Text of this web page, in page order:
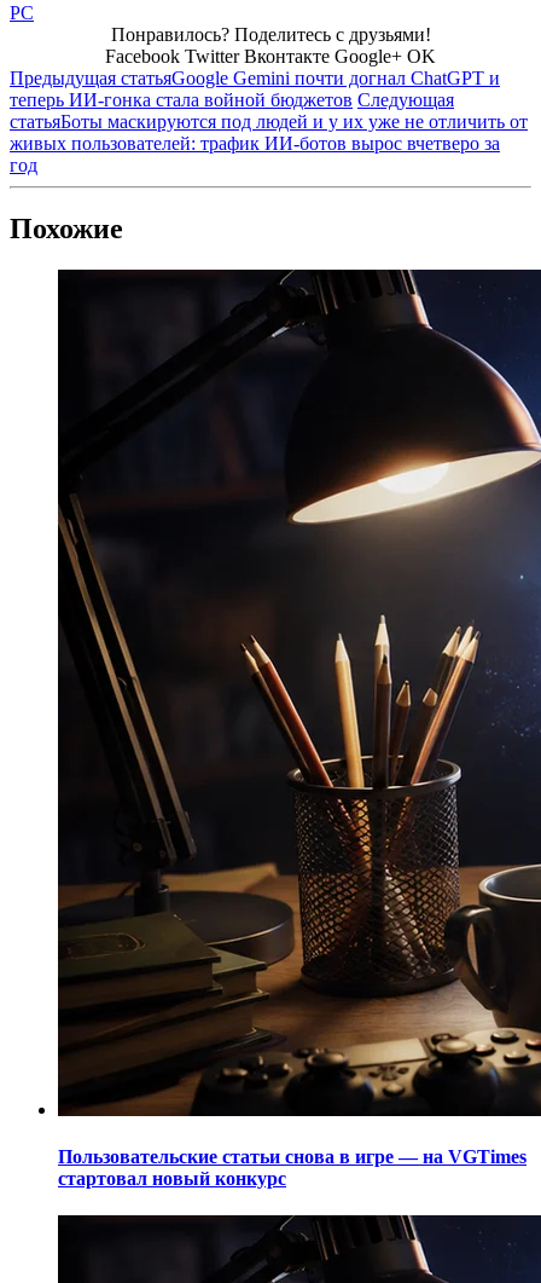
PC
Понравилось? Поделитесь с друзьями!
Facebook Twitter Вконтакте Google+ OK
Предыдущая статьяGoogle Gemini почти догнал ChatGPT и
теперь ИИ-гонка стала войной бюджетов Следующая
статьяБоты маскируются под людей и у их уже не отличить от
живых пользователей: трафик ИИ-ботов вырос вчетверо за
год
Похожие
Пользовательские статьи снова в игре — на VGTimes
стартовал новый конкурс